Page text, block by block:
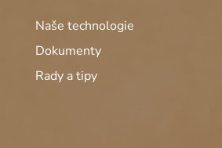
Naše technologie
Dokumenty
Rady a tipy